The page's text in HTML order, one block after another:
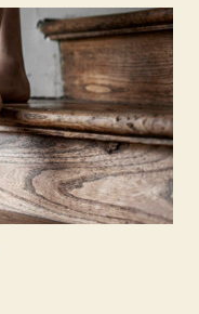
sur
le
croisement
littérature/
de
Frédéric
Martin
dans
9lives